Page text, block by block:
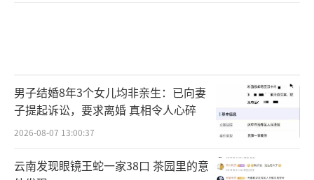
男子结婚8年3个女儿均非亲生：已向妻
子提起诉讼，要求离婚 真相令人心碎
2026-08-07 13:00:37
云南发现眼镜王蛇一家38口 茶园里的意